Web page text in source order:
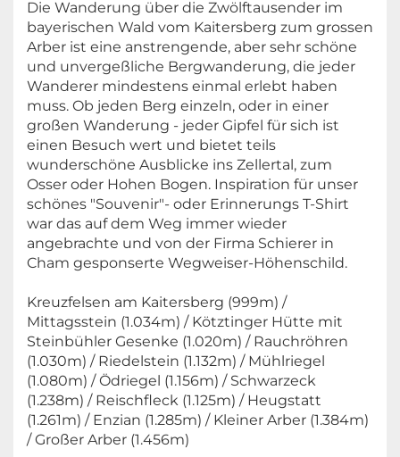
Die Wanderung über die Zwölftausender im
bayerischen Wald vom Kaitersberg zum grossen
Arber ist eine anstrengende, aber sehr schöne
und unvergeßliche Bergwanderung, die jeder
Wanderer mindestens einmal erlebt haben
muss. Ob jeden Berg einzeln, oder in einer
großen Wanderung - jeder Gipfel für sich ist
einen Besuch wert und bietet teils
wunderschöne Ausblicke ins Zellertal, zum
Osser oder Hohen Bogen. Inspiration für unser
schönes "Souvenir"- oder Erinnerungs T-Shirt
war das auf dem Weg immer wieder
angebrachte und von der Firma Schierer in
Cham gesponserte Wegweiser-Höhenschild.
Kreuzfelsen am Kaitersberg (999m) /
Mittagsstein (1.034m) / Kötztinger Hütte mit
Steinbühler Gesenke (1.020m) / Rauchröhren
(1.030m) / Riedelstein (1.132m) / Mühlriegel
(1.080m) / Ödriegel (1.156m) / Schwarzeck
(1.238m) / Reischfleck (1.125m) / Heugstatt
(1.261m) / Enzian (1.285m) / Kleiner Arber (1.384m)
/ Großer Arber (1.456m)